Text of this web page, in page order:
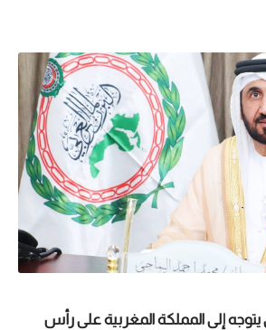
يتوجه إلى المملكة المغربية على رأس